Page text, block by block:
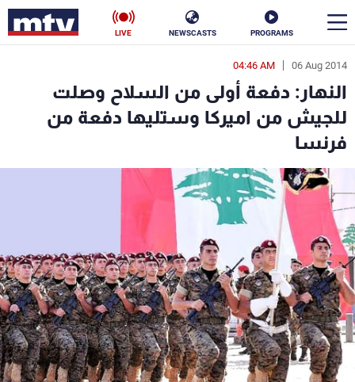
PROGRAMS
NEWSCASTS
LIVE
06 Aug 2014
04:46 AM
النهار: دفعة أولى من السلاح وصلت
للجيش من اميركا وستليها دفعة من
فرنسا
en
الأخبار
سياسة
إقتصاد
منوعات
كأس العالم
البرامج
جدول البرامج
شاهد البرامج